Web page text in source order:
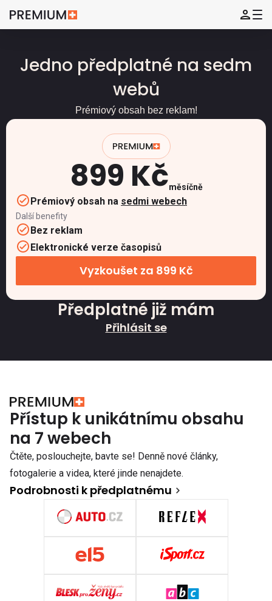
Jedno předplatné na sedm
webů
Prémiový obsah bez reklam!
899 Kčměsíčně
Prémiový obsah na sedmi webech
Další benefity
Bez reklam
Elektronické verze časopisů
Vyzkoušet za 899 Kč
Předplatné již mám
Přihlásit se
Přístup k unikátnímu obsahu
na 7 webech
Čtěte, poslouchejte, bavte se! Denně nové články,
fotogalerie a videa, které jinde nenajdete.
Podrobnosti k předplatnému